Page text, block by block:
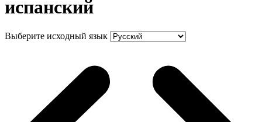
испанский
Выберите исходный язык